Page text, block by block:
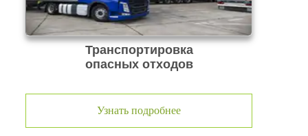
Транспортировка
опасных отходов
Узнать подробнее